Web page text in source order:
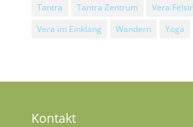
Tantra
Tantra Zentrum
Vera
Vera im Einklang
Wandern Yoga
Kontakt